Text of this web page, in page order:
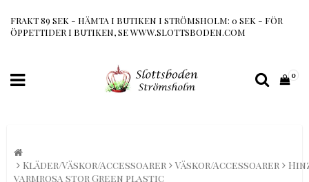
FRAKT 89 SEK - HÄMTA I BUTIKEN I STRÖMSHOLM: 0 SEK - FÖR
ÖPPETTIDER I BUTIKEN, SE WWW.SLOTTSBODEN.COM
0
Kläder/Väskor/Accessoarer Väskor/Accessoarer
varmrosa stor Green plastic